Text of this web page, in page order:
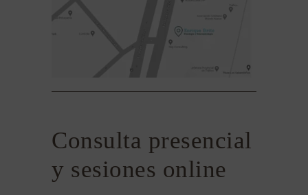
Consulta presencial
y sesiones online